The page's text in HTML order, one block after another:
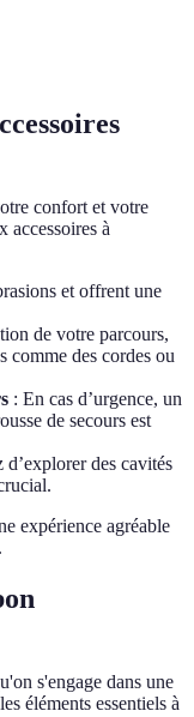
confort et votre
accessoires à
et offrent une
de votre parcours,
comme des cordes ou
: En cas d’urgence, un
de secours est
d’explorer des cavités
expérience agréable
s'engage dans une
éléments essentiels à